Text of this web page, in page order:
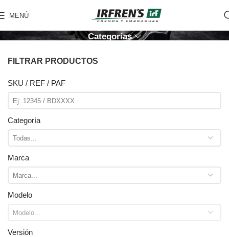
MENÚ Crapodinas
Categorías
FILTRAR PRODUCTOS
SKU / REF / PAF
Categoría
Marca
Modelo
Versión